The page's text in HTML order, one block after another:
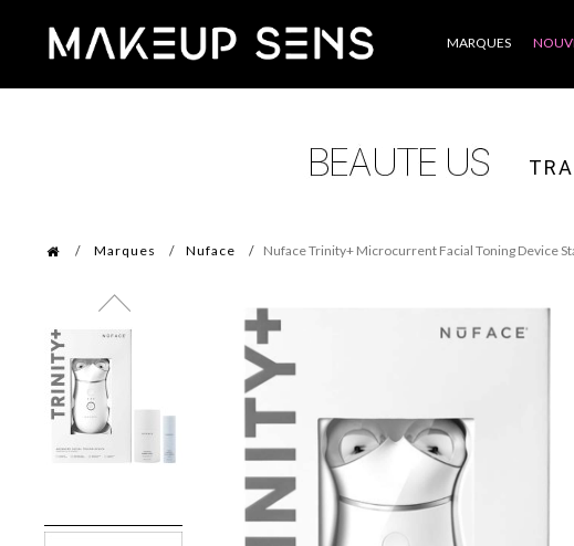
Catégories MARQUES
Marques Nuface Nuface Trinity+ Microcurrent Facial Toning Device